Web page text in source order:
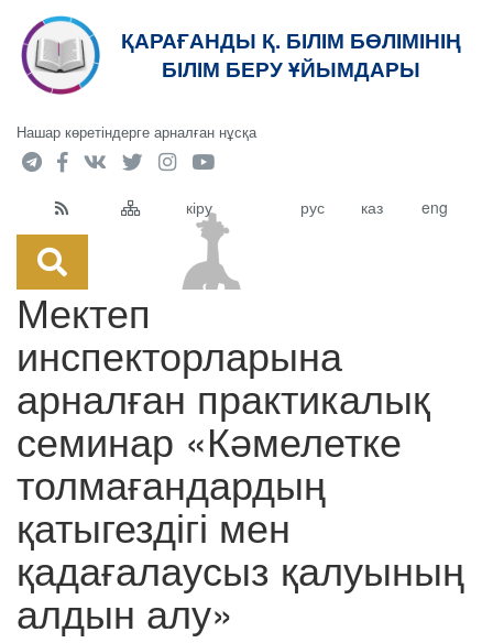
ҚАРАҒАНДЫ Қ. БІЛІМ БӨЛІМІНІҢ
БІЛІМ БЕРУ ҰЙЫМДАРЫ
Нашар көретіндерге арналған нұсқа
кіру рус каз eng
Мектеп
инспекторларына
арналған практикалық
семинар «Кәмелетке
толмағандардың
қатыгездігі мен
қадағалаусыз қалуының
алдын алу»